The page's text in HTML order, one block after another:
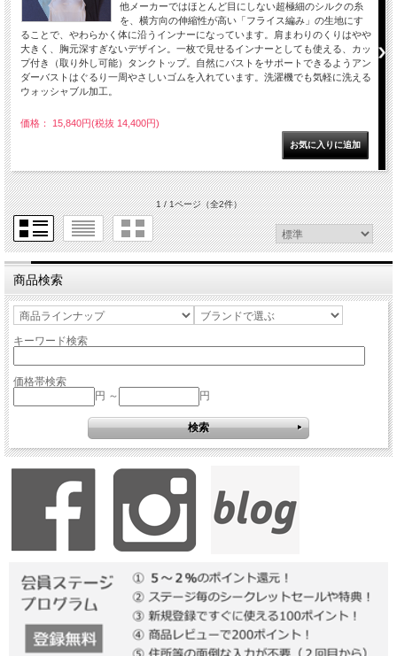
他メーカーではほとんど目にしない超極細のシルクの糸
を、横方向の伸縮性が高い「フライス編み」の生地にす
ることで、やわらかく体に沿うインナーになっています。肩まわりのくりはやや
大きく、胸元深すぎないデザイン。一枚で見せるインナーとしても使える、カッ
プ付き（取り外し可能）タンクトップ。自然にバストをサポートできるようアン
ダーバストはぐるり一周やさしいゴムを入れています。洗濯機でも気軽に洗える
ウォッシャブル加工。
価格： 15,840円(税抜 14,400円)
1 / 1ページ（全2件）
商品検索
キーワード検索
価格帯検索
円 ～
円